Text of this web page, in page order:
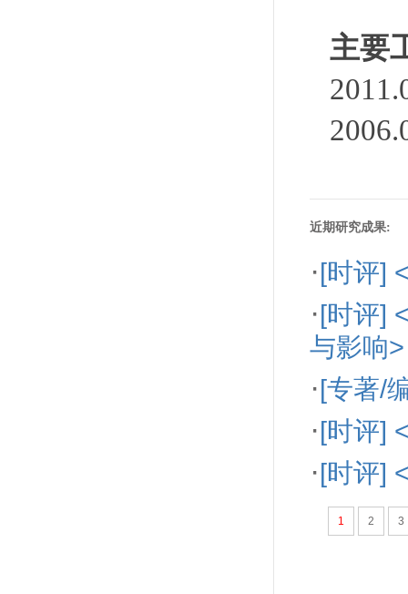
主要
近期研究成果:
·[时评]
·[时评]
与影响>
·[专著/
·[时评]
·[时评]
1 2 3